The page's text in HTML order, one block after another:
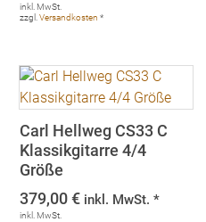
inkl. MwSt.
zzgl.Versandkosten *
Carl Hellweg CS33 C
Klassikgitarre 4/4
Größe
379,00€ inkl. MwSt. *
inkl. MwSt.